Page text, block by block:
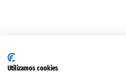
Utilizamos cookies